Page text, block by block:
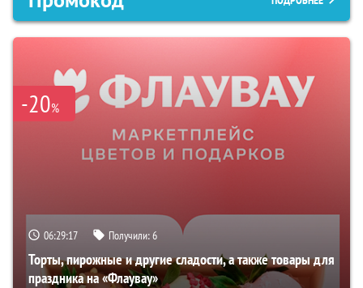
-20%
06:29:16 Получили:6
Торты, пирожные и другие сладости, а также товары для
праздника на «Флаувау»